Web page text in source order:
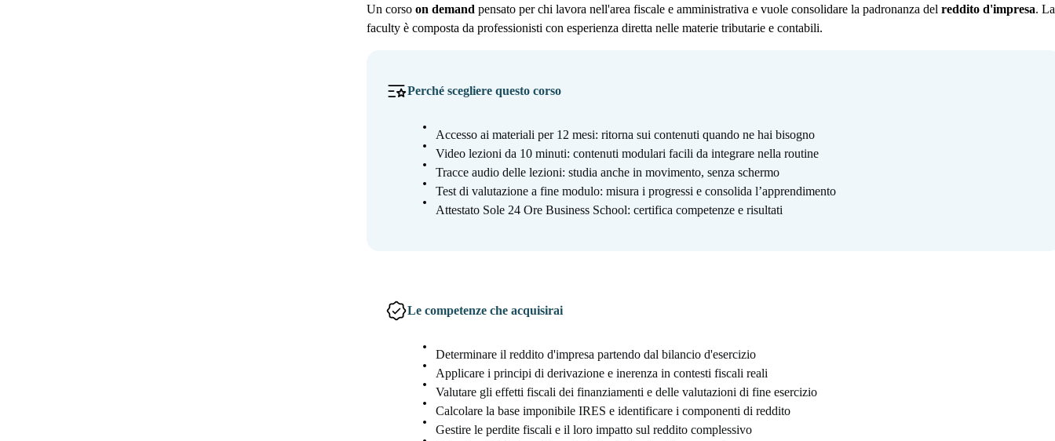
Un corso on demand pensato per chi lavora nell'area fiscale e amministrativa e vuole consolidare la padronanza del reddito d'impresa. La
faculty è composta da professionisti con esperienza diretta nelle materie tributarie e contabili.
Perché scegliere questo corso
Accesso ai materiali per 12 mesi: ritorna sui contenuti quando ne hai bisogno
Video lezioni da 10 minuti: contenuti modulari facili da integrare nella routine
Tracce audio delle lezioni: studia anche in movimento, senza schermo
Test di valutazione a fine modulo: misura i progressi e consolida l’apprendimento
Attestato Sole 24 Ore Business School: certifica competenze e risultati
Le competenze che acquisirai
Determinare il reddito d'impresa partendo dal bilancio d'esercizio
Applicare i principi di derivazione e inerenza in contesti fiscali reali
Valutare gli effetti fiscali dei finanziamenti e delle valutazioni di fine esercizio
Calcolare la base imponibile IRES e identificare i componenti di reddito
Gestire le perdite fiscali e il loro impatto sul reddito complessivo